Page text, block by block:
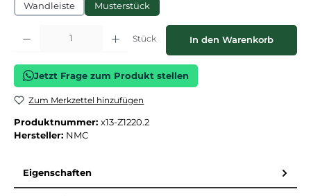
Wandleiste Musterstück
Produkt Anzahl: Gib den gewünschten Wert ein oder benutze die
Stück In den Warenkorb
Jetzt Frage zum Produkt stellen
Zum Merkzettel hinzufügen
Produktnummer: x13-Z1220.2
Hersteller: NMC
Eigenschaften